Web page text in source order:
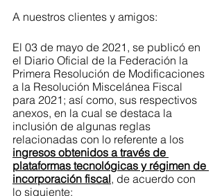
A nuestros clientes y amigos:
El 03 de mayo de 2021, se publicó en
el Diario Oficial de la Federación la
Primera Resolución de Modificaciones
a la Resolución Miscelánea Fiscal
para 2021; así como, sus respectivos
anexos, en la cual se destaca la
inclusión de algunas reglas
relacionadas con lo referente a los
ingresos obtenidos a través de
plataformas tecnológicas y régimen de
incorporación fiscal, de acuerdo con
lo siguiente: